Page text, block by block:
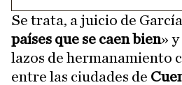
Se trata, a juicio de
países que se caen bien»
lazos de hermanamiento
entre las ciudades de